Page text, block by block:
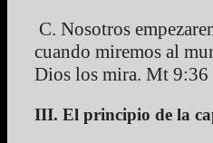
C. Nosotros
cuando miremos al
Dios los mira. Mt 9:36
III. El principio de la